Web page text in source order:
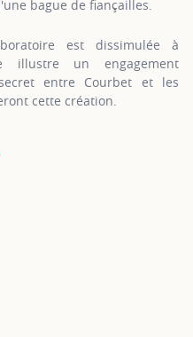
bague de fiançailles.
est dissimulée à
illustre un engagement
entre Courbet et les
cette création.